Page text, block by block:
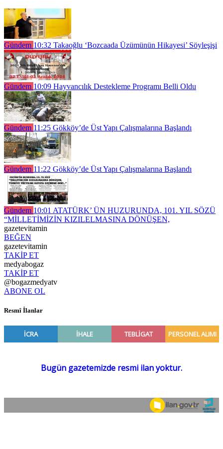
Gündem 10:32 Takaoğlu ‘Bozcaada Üzümünün Hikayesi’ Söyleşişi
Gündem 10:09 Hayvancılık Destekleme Programı Belli Oldu
Gündem 11:25 Gökköy’de Üst Yapı Çalışmalarına Başlandı
Gündem 11:22 Gökköy’de Üst Yapı Çalışmalarına Başlandı
Gündem 10:01 ATATÜRK’ ÜN HUZURUNDA, 101. YIL SÖZÜ
“MİLLETİMİZİN KIZILELMASINA DÖNÜŞEN,
gazetevitamin
BEĞEN
gazetevitamin
TAKİP ET
medyabogaz
TAKİP ET
@bogazmedyatv
ABONE OL
Resmî İlanlar